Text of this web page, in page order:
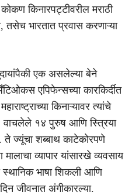
किनारपट्टीवरील मराठी
तसेच भारतात प्रवास करणाऱ्या
एक असलेल्या बेने
एपिफेन्सच्या कारकिर्दीत
किनाऱ्यावर त्यांचे
१४ पुरुष आणि स्त्रिया
ज्यूंचा शब्बाथ काटेकोरपणे
व्यापार यांसारखे व्यवसाय
भाषा शिकली आणि
जीवनात अंगीकारल्या.